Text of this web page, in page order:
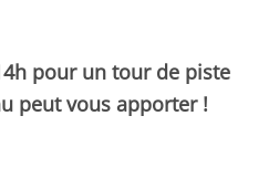
pour un tour de piste
peut vous apporter !